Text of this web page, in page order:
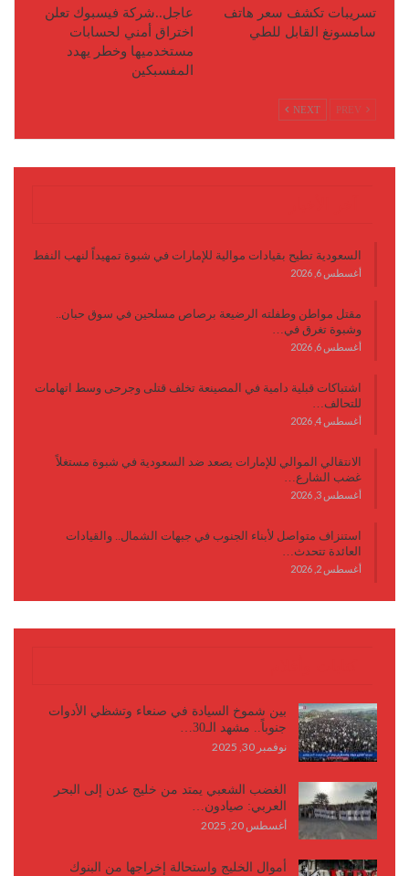
تسريبات تكشف سعر هاتف
سامسونغ القابل للطي
عاجل..شركة فيسبوك تعلن
اختراق أمني لحسابات
مستخدميها وخطر يهدد
المفسبكين
NEXT
السعودية تطيح بقيادات موالية للإمارات في شبوة تمهيداً لنهب النفط
أغسطس 6, 2026
مقتل مواطن وطفلته الرضيعة برصاص مسلحين في سوق حبان..
وشبوة تغرق في…
أغسطس 6, 2026
اشتباكات قبلية دامية في المصينعة تخلف قتلى وجرحى وسط اتهامات
للتحالف…
أغسطس 4, 2026
الانتقالي الموالي للإمارات يصعد ضد السعودية في شبوة مستغلاً
غضب الشارع…
أغسطس 3, 2026
استنزاف متواصل لأبناء الجنوب في جبهات الشمال.. والقيادات
العائدة تتحدث…
أغسطس 2, 2026
بين شموخ السيادة في صنعاء وتشظي الأدوات
جنوباً.. مشهد الـ30…
نوفمبر 30, 2025
الغضب الشعبي يمتد من خليج عدن إلى البحر
العربي: صيادون…
أغسطس 20, 2025
أموال الخليج واستحالة إخراجها من البنوك